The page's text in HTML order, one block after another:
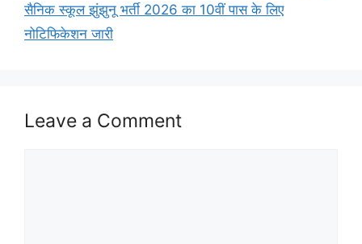
सैनिक स्कूल झुंझुनू भर्ती 2026 का 10वीं पास के लिए
नोटिफिकेशन जारी
Leave a Comment